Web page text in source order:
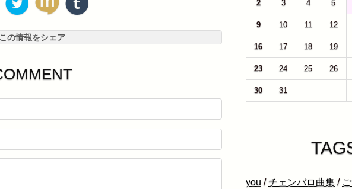
の情報をシェア
2 3 4 5
9 10 11 12
16 17 18 19
23 24 25 26
30 31
you /チェンバロ曲集 /